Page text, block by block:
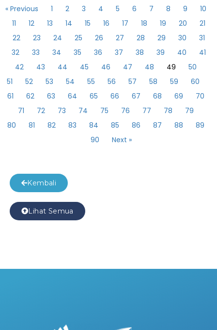
« Previous 1 2 3 4 5 6 7 8 9
10
11
12 13 14 15 16 17 18 19 20
21
22
23 24 25 26 27 28 29 30
31
32
33 34 35 36 37 38 39 40
41
42
43 44 45 46 47 48 49
50
51
52 53 54 55 56 57 58 59
60
61
62 63 64 65 66 67 68 69
70
71
72 73 74 75 76 77 78
79
80
81 82 83 84 85 86 87 88
89
90
Next »
Kembali
Lihat Semua